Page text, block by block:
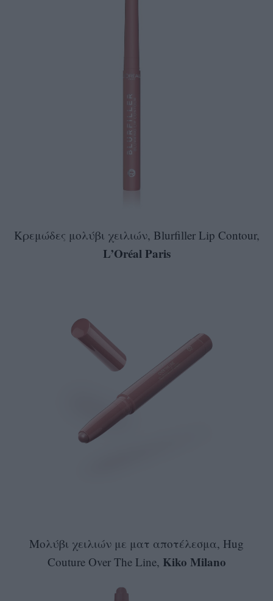
Κρεμώδες μολύβι χειλιών, Blurfiller Lip Contour,
L’Oréal Paris
Μολύβι χειλιών με ματ αποτέλεσμα, Hug
Couture Over The Line, Kiko Milano